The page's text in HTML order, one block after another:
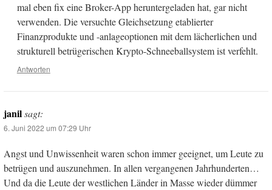
mal eben fix eine Broker-App heruntergeladen hat, gar nicht
verwenden. Die versuchte Gleichsetzung etablierter
Finanzprodukte und -anlageoptionen mit dem lächerlichen und
strukturell betrügerischen Krypto-Schneeballsystem ist verfehlt.
Antworten
janilsagt:
6. Juni 2022 um 07:29 Uhr
Angst und Unwissenheit waren schon immer geeignet, um Leute zu
betrügen und auszunehmen. In allen vergangenen Jahrhunderten…
Und da die Leute der westlichen Länder in Masse wieder dümmer